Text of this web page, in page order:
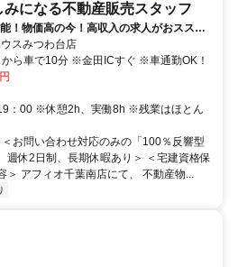
になる不動産販売スタッフ
！物価高の今！高収入の求人がおススメ
サポートします。稼げる環境をスタッフ
なし＆千葉県内屈指の高インセンティブ
スみつわ台店
浦駅」から車で10分 ※金田ICすぐ ※車通勤OK！
：00 ※休憩2h、実働8h ※残業はほとん
お問い合わせ対応のみの「100％反響型
週休2日制、長期休暇あり＞ ＜宅建資格保
＞ アフィオ千葉南店にて、 不動産物...